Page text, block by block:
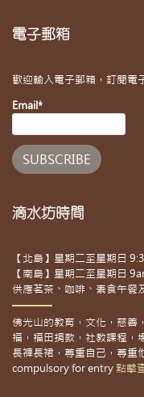
電子郵箱
歡迎輸入電子郵箱，訂閱電
Email*
滴水坊時間
【北島】星期二至星期日
【南島】星期二至星期日
供應茗茶、咖啡、素食午餐
佛光山的教育，文化，慈善
福，福田捐款，社教課程，
長褲長裙，尊重自己，尊
compulsory for entry 點擊